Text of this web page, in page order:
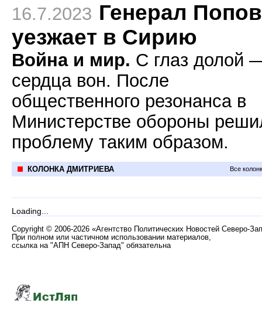
16.7.2023 Генерал Попов
уезжает в Сирию
Война и мир. С глаз долой
сердца вон. После
общественного резонанса в
Министерстве обороны
проблему таким образом.
КОЛОНКА ДМИТРИЕВА Все
Loading...
Copyright © 2006-2026 «Агентство Политических Новостей Северо-
При полном или частичном использовании материалов,
ссылка на "АПН Северо-Запад" обязательна